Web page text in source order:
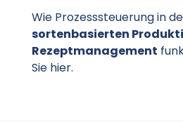
Wie Prozesssteuerung in
sortenbasierten
Rezeptmanagement
Sie hier.